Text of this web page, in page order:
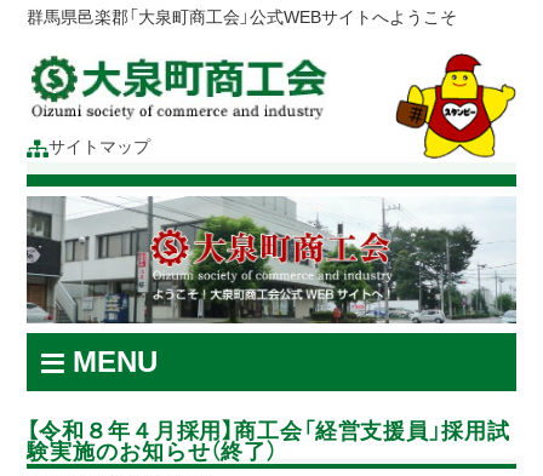
群馬県邑楽郡「大泉町商工会」公式WEBサイトへようこそ
サイトマップ
MENU
【令和８年４月採用】商工会「経営支援員」採用試
験実施のお知らせ（終了）